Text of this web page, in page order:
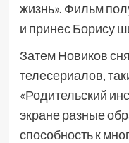
жизнь». Фильм
и принес Борису
Затем Новиков
телесериалов,
«Родительский
экране разные
способность к